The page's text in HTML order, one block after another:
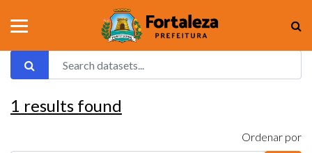
1 results found
Ordenar por